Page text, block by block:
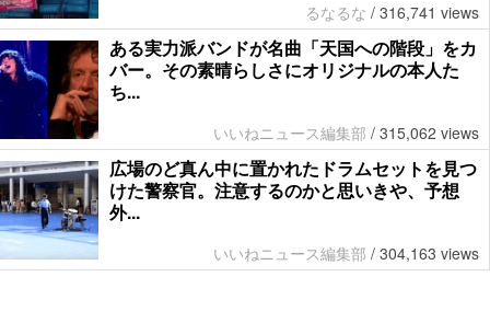
るなるな / 316,741 views
ある実力派バンドが名曲「天国への階段」をカ
バー。その素晴らしさにオリジナルの本人た
ち...
いいねニュース編集部 / 315,062 views
広場のど真ん中に置かれたドラムセットを見つ
けた警察官。注意するのかと思いきや、予想
外...
いいねニュース編集部 / 304,163 views